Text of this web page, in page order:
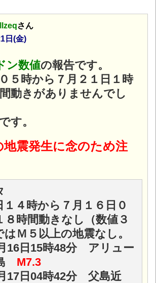
さん
日(金)
ン数値の報告です。
５時から７月２１日１時
動きがありませんでし
す。
地震発生に念のため注
１４時から７月１６日０
８時間動きなし（数値３
はＭ５以上の地震なし。
16日15時48分 アリュー
M7.3
17日04時42分 父島近